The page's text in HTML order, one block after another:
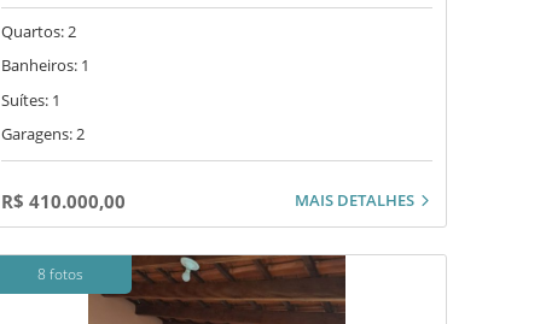
Quartos: 2
Banheiros: 1
Suítes: 1
Garagens: 2
R$ 410.000,00 MAIS DETALHES
8 fotos